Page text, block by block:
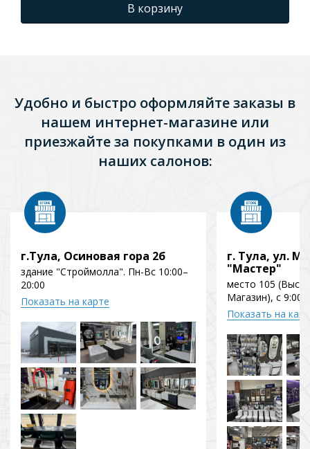
В корзину
Удобно и быстро оформляйте заказы в
нашем интернет-магазине или
приезжайте за покупками в один из
наших салонов:
г.Тула, Осиновая гора 2б
здание "Строймолла". Пн-Вс 10:00–
20:00
Показать на карте
г. Тула, ул.
"Мастер"
место 105
Магазин), с 9:00
Показать на